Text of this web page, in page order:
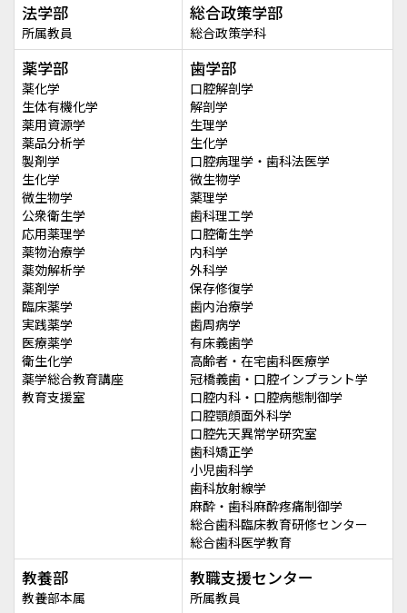
法学部
所属教員
総合政策学部
総合政策学科
薬学部
薬化学
生体有機化学
薬用資源学
薬品分析学
製剤学
生化学
微生物学
公衆衛生学
応用薬理学
薬物治療学
薬効解析学
薬剤学
臨床薬学
実践薬学
医療薬学
衛生化学
薬学総合教育講座
教育支援室
歯学部
口腔解剖学
解剖学
生理学
生化学
口腔病理学・歯科法医学
微生物学
薬理学
歯科理工学
口腔衛生学
内科学
外科学
保存修復学
歯内治療学
歯周病学
有床義歯学
高齢者・在宅歯科医療学
冠橋義歯・口腔インプラント学
口腔内科・口腔病態制御学
口腔顎顔面外科学
口腔先天異常学研究室
歯科矯正学
小児歯科学
歯科放射線学
麻酔・歯科麻酔疼痛制御学
総合歯科臨床教育研修センター
総合歯科医学教育
教養部
教養部本属
教職支援センター
所属教員